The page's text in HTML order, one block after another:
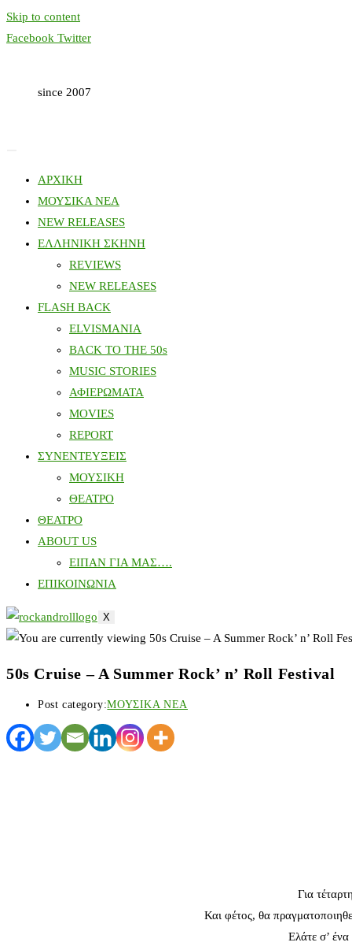
Skip to content
Facebook Twitter
since 2007
ΑΡΧΙΚΗ
ΜΟΥΣΙΚΑ ΝΕΑ
NEW RELEASES
ΕΛΛΗΝΙΚΗ ΣΚΗΝΗ
REVIEWS
NEW RELEASES
FLASH BACK
ELVISMANIA
BACK TO THE 50s
MUSIC STORIES
ΑΦΙΕΡΩΜΑΤΑ
MOVIES
REPORT
ΣΥΝΕΝΤΕΥΞΕΙΣ
ΜΟΥΣΙΚΗ
ΘΕΑΤΡΟ
ΘΕΑΤΡΟ
ABOUT US
ΕΙΠΑΝ ΓΙΑ ΜΑΣ….
ΕΠΙΚΟΙΝΩΝΙΑ
X
50s Cruise – A Summer Rock’ n’ Roll Festival
Post category:ΜΟΥΣΙΚΑ ΝΕΑ
Για
Και φέτος, θα
Ελάτε σ’